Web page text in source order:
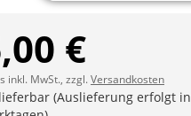
€
inkl. MwSt., zzgl.Versandkosten
lieferbar (Auslieferung erfolgt